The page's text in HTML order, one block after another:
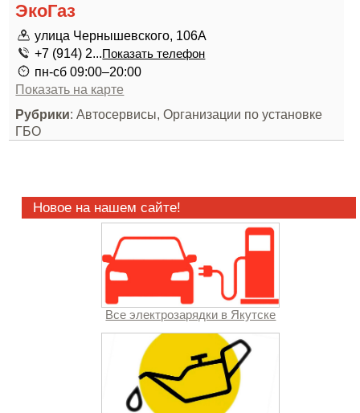
ЭкоГаз
улица Чернышевского, 106А
+7 (914) 2...Показать телефон
пн-сб 09:00–20:00
Показать на карте
Рубрики: Автосервисы, Организации по установке
ГБО
Новое на нашем сайте!
Все электрозарядки в Якутске